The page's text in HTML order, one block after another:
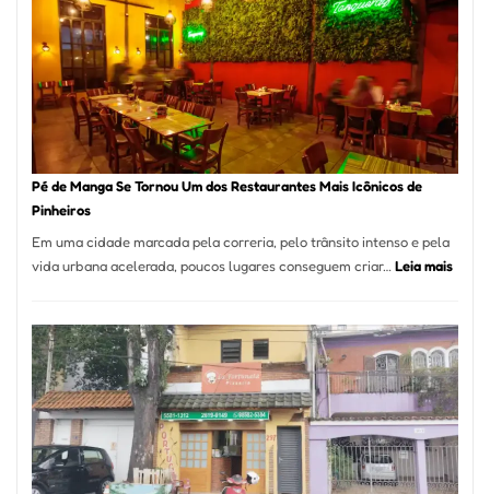
Pé de Manga Se Tornou Um dos Restaurantes Mais Icônicos de
Pinheiros
Em uma cidade marcada pela correria, pelo trânsito intenso e pela
vida urbana acelerada, poucos lugares conseguem criar… Leia mais:
Se
Um
dos
Mais